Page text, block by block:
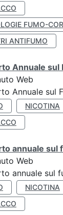
FUMO-
ANTIFUMO
Annuale sul
Web
Annuale sul
NICOTINA
annuale sul
Web
annuale sul
NICOTINA